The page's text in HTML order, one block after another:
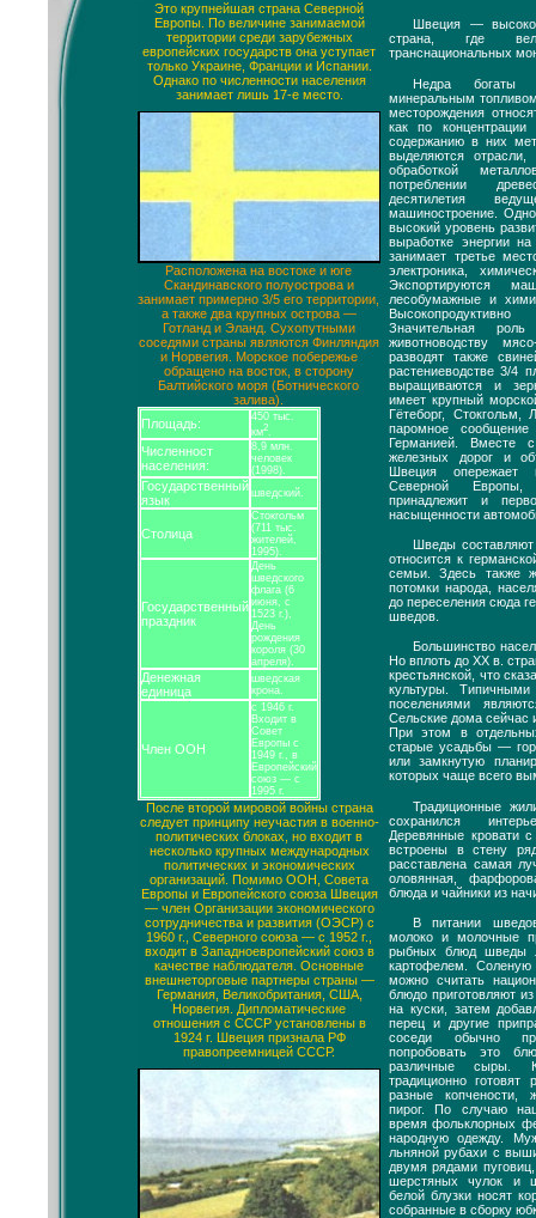
Это крупнейшая страна Северной
Европы. По величине занимаемой
территории среди зарубежных
европейских государств она уступает
только Украине, Франции и Испании.
Однако по численности населения
занимает лишь 17-е место.
Расположена на востоке и юге
Скандинавского полуострова и
занимает примерно 3/5 его территории,
а также два крупных острова —
Готланд и Эланд. Сухопутными
соседями страны являются Финляндия
и Норвегия. Морское побережье
обращено на восток, в сторону
Балтийского моря (Ботнического
залива).
Площадь:
450 тыс.
км2.
Численност
населения:
8,9 млн.
человек
(1998).
Государственный
язык
шведский.
Столица
Стокгольм
(711 тыс.
жителей,
1995).
Государственный
праздник
День
шведского
флага (6
июня, с
1523 г.),
День
рождения
короля (30
апреля).
Денежная
единица
шведская
крона.
Член ООН
с 1946 г.
Входит в
Совет
Европы с
1949 г., в
Европейский
союз — с
1995 г.
После второй мировой войны страна
следует принципу неучастия в военно-
политических блоках, но входит в
несколько крупных международных
политических и экономических
организаций. Помимо ООН, Совета
Европы и Европейского союза Швеция
— член Организации экономического
сотрудничества и развития (ОЭСР) с
1960 г., Северного союза — с 1952 г.,
входит в Западноевропейский союз в
качестве наблюдателя. Основные
внешнеторговые партнеры страны —
Германия, Великобритания, США,
Норвегия. Дипломатические
отношения с СССР установлены в
1924 г. Швеция признала РФ
правопреемницей СССР.
Швеция —
страна, где
транснациональных
Недра богаты
минеральным
месторождения
как по
содержанию в них
выделяются
обработкой
потреблении
десятилетия
машиностроение.
высокий уровень
выработке энергии
занимает третье
электроника,
Экспортируются
лесобумажные и
Значительная
животноводству
разводят также
растениеводстве 3/4
выращиваются и
имеет крупный
Гётеборг,
паромное
Германией. Вместе
железных дорог и
Швеция опережает
Северной
принадлежит и
насыщенности
Шведы
относится к
семьи. Здесь
потомки народа,
до переселения сюда
шведов.
Большинство
Но вплоть до XX в.
крестьянской, что
культуры.
поселениями
Сельские дома сейчас
При этом в
старые усадьбы —
или замкнутую
которых чаще всего
Традиционные
сохранился
Деревянные кровати
встроены в стену
расставлена самая
оловянная,
блюда и чайники из
В питании
молоко и молочные
рыбных блюд шведы
картофелем.
можно считать
блюдо приготовляют
на куски, затем
перец и другие
соседи обычно
попробовать это
различные сыры.
традиционно
разные копчености,
пирог. По случаю
время фольклорных
народную одежду.
льняной рубахи с
двумя рядами
шерстяных чулок и
белой блузки носят
собранные в сборку